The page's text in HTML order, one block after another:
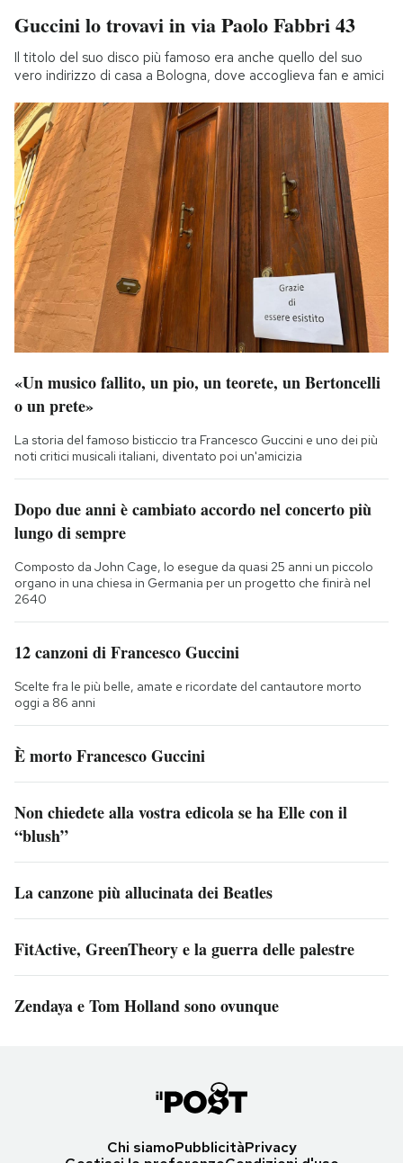
Guccini lo trovavi in via Paolo Fabbri 43
Il titolo del suo disco più famoso era anche quello del suo
vero indirizzo di casa a Bologna, dove accoglieva fan e amici
«Un musico fallito, un pio, un teorete, un Bertoncelli
o un prete»
La storia del famoso bisticcio tra Francesco Guccini e uno dei più
noti critici musicali italiani, diventato poi un'amicizia
Dopo due anni è cambiato accordo nel concerto più
lungo di sempre
Composto da John Cage, lo esegue da quasi 25 anni un piccolo
organo in una chiesa in Germania per un progetto che finirà nel
2640
12 canzoni di Francesco Guccini
Scelte fra le più belle, amate e ricordate del cantautore morto
oggi a 86 anni
È morto Francesco Guccini
Non chiedete alla vostra edicola se ha Elle con il
“blush”
La canzone più allucinata dei Beatles
FitActive, GreenTheory e la guerra delle palestre
Zendaya e Tom Holland sono ovunque
Chi siamoPubblicitàPrivacy